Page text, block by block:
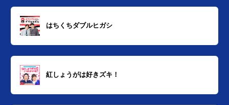
はちくちダブルヒガシ
紅しょうがは好きズキ！